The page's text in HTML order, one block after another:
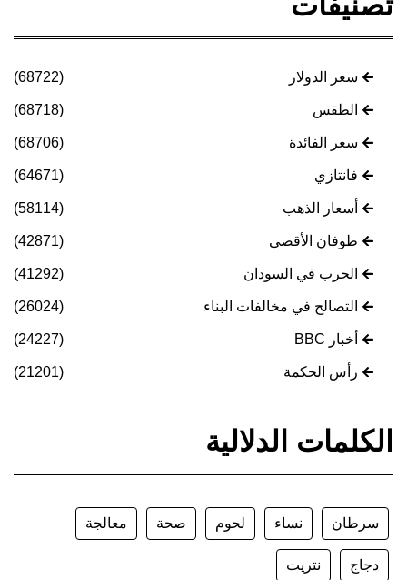
سعر الدولار (68722)
الطقس (68718)
سعر الفائدة (68706)
فانتازي (64671)
أسعار الذهب (58114)
طوفان الأقصى (42871)
الحرب في السودان (41292)
التصالح في مخالفات البناء (26024)
أخبار BBC (24227)
رأس الحكمة (21201)
الكلمات الدلالية
سرطان نساء لحوم صحة معالجة
دجاج نتريت